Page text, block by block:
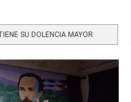
SU DOLENCIA MAYOR